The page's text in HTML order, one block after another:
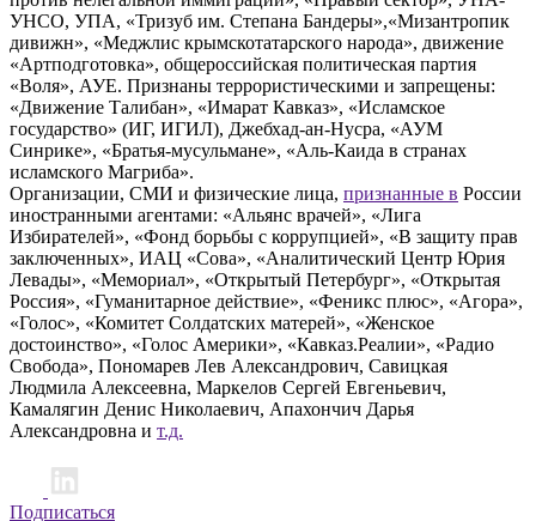
УНСО, УПА, «Тризуб им. Степана Бандеры»,«Мизантропик
дивижн», «Меджлис крымскотатарского народа», движение
«Артподготовка», общероссийская политическая партия
«Воля», АУЕ. Признаны террористическими и запрещены:
«Движение Талибан», «Имарат Кавказ», «Исламское
государство» (ИГ, ИГИЛ), Джебхад-ан-Нусра, «АУМ
Синрике», «Братья-мусульмане», «Аль-Каида в странах
исламского Магриба».
Организации, СМИ и физические лица, признанные в России
иностранными агентами: «Альянс врачей», «Лига
Избирателей», «Фонд борьбы с коррупцией», «В защиту прав
заключенных», ИАЦ «Сова», «Аналитический Центр Юрия
Левады», «Мемориал», «Открытый Петербург», «Открытая
Россия», «Гуманитарное действие», «Феникс плюс», «Агора»,
«Голос», «Комитет Солдатских матерей», «Женское
достоинство», «Голос Америки», «Кавказ.Реалии», «Радио
Свобода», Пономарев Лев Александрович, Савицкая
Людмила Алексеевна, Маркелов Сергей Евгеньевич,
Камалягин Денис Николаевич, Апахончич Дарья
Александровна и т.д.
Подписаться